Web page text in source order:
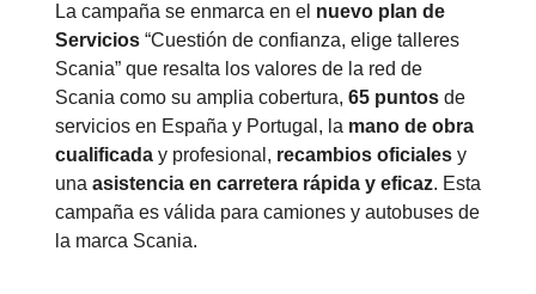
La campaña se enmarca en el nuevo plan de
Servicios “Cuestión de confianza, elige talleres
Scania” que resalta los valores de la red de
Scania como su amplia cobertura, 65 puntos de
servicios en España y Portugal, la mano de obra
cualificada y profesional, recambios oficiales y
una asistencia en carretera rápida y eficaz. Esta
campaña es válida para camiones y autobuses de
la marca Scania.